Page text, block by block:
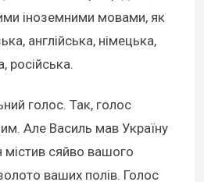
іноземними мовами, як
англійська, німецька,
російська.
голос. Так, голос
Але Василь мав Україну
містив сяйво вашого
ваших полів. Голос